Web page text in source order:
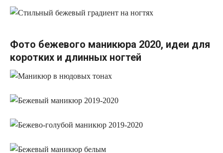
Фото бежевого маникюра 2020, идеи для
коротких и длинных ногтей